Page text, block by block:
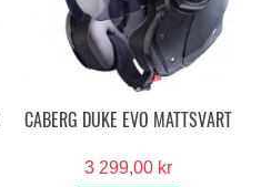
CABERG DUKE EVO MATTSVART
3 299,00 kr